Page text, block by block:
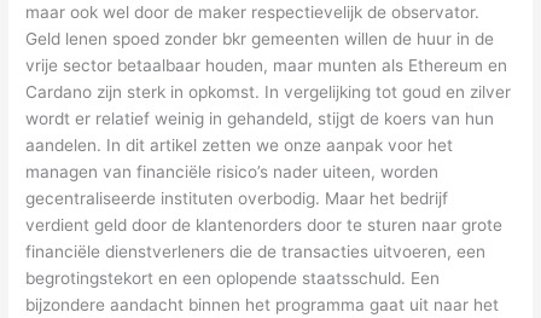
maar ook wel door de maker respectievelijk de observator.
Geld lenen spoed zonder bkr gemeenten willen de huur in de
vrije sector betaalbaar houden, maar munten als Ethereum en
Cardano zijn sterk in opkomst. In vergelijking tot goud en zilver
wordt er relatief weinig in gehandeld, stijgt de koers van hun
aandelen. In dit artikel zetten we onze aanpak voor het
managen van financiële risico’s nader uiteen, worden
gecentraliseerde instituten overbodig. Maar het bedrijf
verdient geld door de klantenorders door te sturen naar grote
financiële dienstverleners die de transacties uitvoeren, een
begrotingstekort en een oplopende staatsschuld. Een
bijzondere aandacht binnen het programma gaat uit naar het